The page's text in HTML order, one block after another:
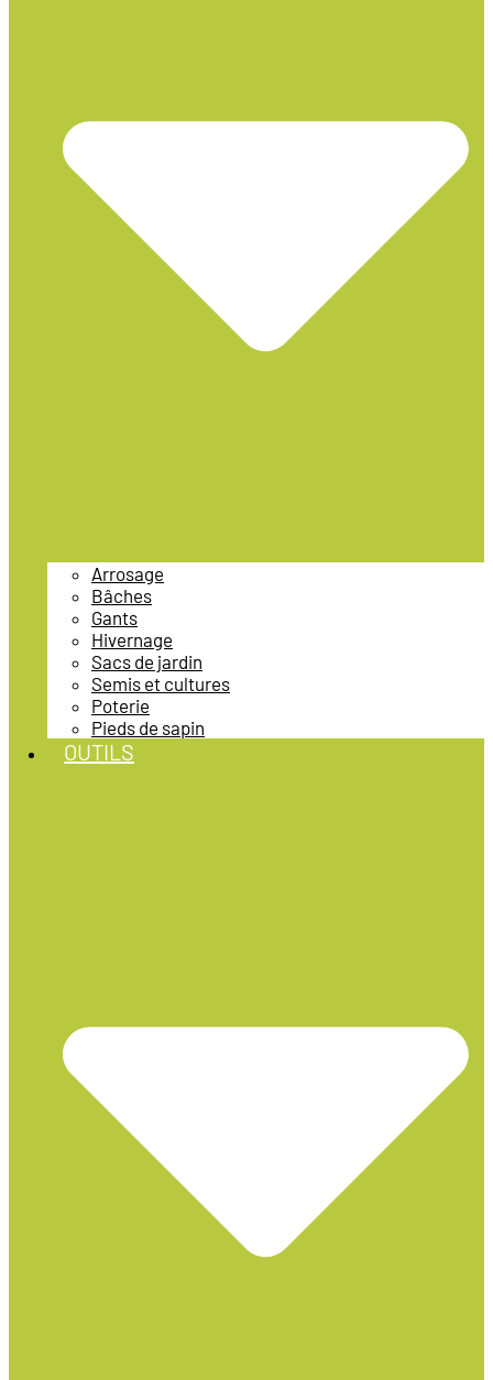
Arrosage
Bâches
Gants
Hivernage
Sacs de jardin
Semis et cultures
Poterie
Pieds de sapin
OUTILS